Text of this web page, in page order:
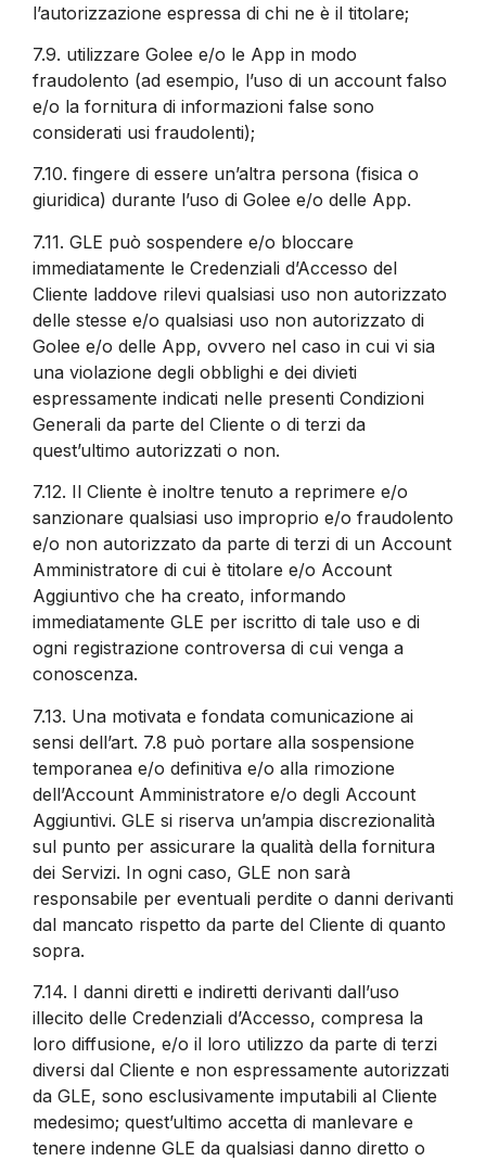
l’autorizzazione espressa di chi ne è il titolare;
7.9. utilizzare Golee e/o le App in modo
fraudolento (ad esempio, l’uso di un account falso
e/o la fornitura di informazioni false sono
considerati usi fraudolenti);
7.10. fingere di essere un’altra persona (fisica o
giuridica) durante l’uso di Golee e/o delle App.
7.11. GLE può sospendere e/o bloccare
immediatamente le Credenziali d’Accesso del
Cliente laddove rilevi qualsiasi uso non autorizzato
delle stesse e/o qualsiasi uso non autorizzato di
Golee e/o delle App, ovvero nel caso in cui vi sia
una violazione degli obblighi e dei divieti
espressamente indicati nelle presenti Condizioni
Generali da parte del Cliente o di terzi da
quest’ultimo autorizzati o non.
7.12. Il Cliente è inoltre tenuto a reprimere e/o
sanzionare qualsiasi uso improprio e/o fraudolento
e/o non autorizzato da parte di terzi di un Account
Amministratore di cui è titolare e/o Account
Aggiuntivo che ha creato, informando
immediatamente GLE per iscritto di tale uso e di
ogni registrazione controversa di cui venga a
conoscenza.
7.13. Una motivata e fondata comunicazione ai
sensi dell’art. 7.8 può portare alla sospensione
temporanea e/o definitiva e/o alla rimozione
dell’Account Amministratore e/o degli Account
Aggiuntivi. GLE si riserva un’ampia discrezionalità
sul punto per assicurare la qualità della fornitura
dei Servizi. In ogni caso, GLE non sarà
responsabile per eventuali perdite o danni derivanti
dal mancato rispetto da parte del Cliente di quanto
sopra.
7.14. I danni diretti e indiretti derivanti dall’uso
illecito delle Credenziali d’Accesso, compresa la
loro diffusione, e/o il loro utilizzo da parte di terzi
diversi dal Cliente e non espressamente autorizzati
da GLE, sono esclusivamente imputabili al Cliente
medesimo; quest’ultimo accetta di manlevare e
tenere indenne GLE da qualsiasi danno diretto o